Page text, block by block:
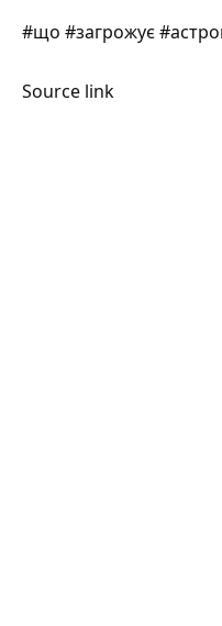
#що #загрожує
Source link